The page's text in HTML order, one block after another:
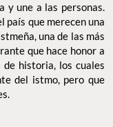
y une a las personas.
país que merecen una
una de las más
que hace honor a
historia, los cuales
del istmo, pero que